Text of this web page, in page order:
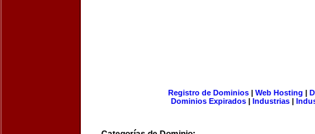
Registro de Dominios| Web Hosting |
Dominios Expirados | Industrias |